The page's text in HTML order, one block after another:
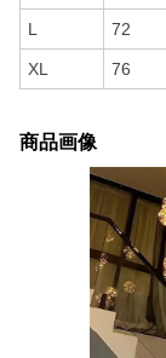
L 72
XL 76
商品画像